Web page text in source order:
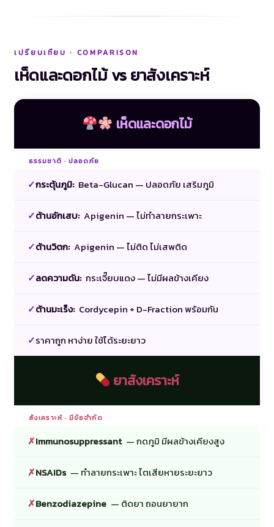
เปรียบเทียบ · COMPARISON
เห็ดและดอกไม้ vs ยาสังเคราะห์
เห็ดและดอกไม้
ธรรมชาติ · ปลอดภัย
✓กระตุ้นภูมิ: Beta-Glucan — ปลอดภัย เสริมภูมิ
✓ต้านอักเสบ: Apigenin — ไม่ทำลายกระเพาะ
✓ต้านวิตก: Apigenin — ไม่ติด ไม่เสพติด
✓ลดความดัน: กระเจี๊ยบแดง — ไม่มีผลข้างเคียง
✓ต้านมะเร็ง: Cordycepin + D-Fraction พร้อมกัน
✓ราคาถูก หาง่าย ใช้ได้ระยะยาว
ยาสังเคราะห์
สังเคราะห์ · มีข้อจำกัด
✗Immunosuppressant — กดภูมิ มีผลข้างเคียงสูง
✗NSAIDs — ทำลายกระเพาะ ไตเสียหายระยะยาว
✗Benzodiazepine — ติดยา ถอนยายาก